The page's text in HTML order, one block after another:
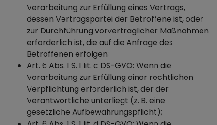
Verarbeitung zur Erfüllung eines Vertrags,
dessen Vertragspartei der Betroffene ist, oder
zur Durchführung vorvertraglicher Maßnahmen
erforderlich ist, die auf die Anfrage des
Betroffenen erfolgen;
Art. 6 Abs. 1 S. 1 lit. c DS-GVO: Wenn die
Verarbeitung zur Erfüllung einer rechtlichen
Verpflichtung erforderlich ist, der der
Verantwortliche unterliegt (z. B. eine
gesetzliche Aufbewahrungspflicht);